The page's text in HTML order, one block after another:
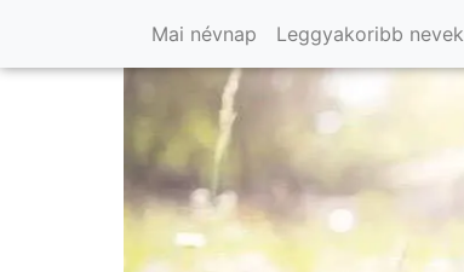
Mai névnap Leggyakoribb nevek